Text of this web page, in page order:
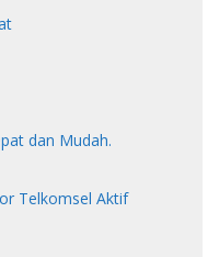
dan Mudah.
Telkomsel Aktif